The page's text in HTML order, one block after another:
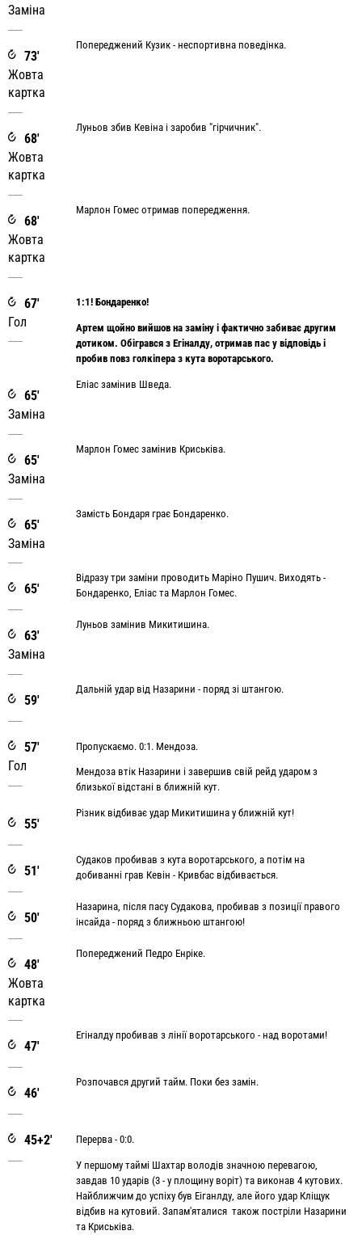
Заміна
73'
Жовта
картка
Попереджений Кузик - неспортивна поведінка.
68'
Жовта
картка
Луньов збив Кевіна і заробив "гірчичник".
68'
Жовта
картка
Марлон Гомес отримав попередження.
67'
Гол
1:1! Бондаренко!
Артем щойно вийшов на заміну і фактично забиває другим
дотиком. Обігрався з Егіналду, отримав пас у відповідь і
пробив повз голкіпера з кута воротарського.
65'
Заміна
Еліас замінив Шведа.
65'
Заміна
Марлон Гомес замінив Криськіва.
65'
Заміна
Замість Бондаря грає Бондаренко.
65'
Відразу три заміни проводить Маріно Пушич. Виходять -
Бондаренко, Еліас та Марлон Гомес.
63'
Заміна
Луньов замінив Микитишина.
59'
Дальній удар від Назарини - поряд зі штангою.
57'
Гол
Пропускаємо. 0:1. Мендоза.
Мендоза втік Назарини і завершив свій рейд ударом з
близької відстані в ближній кут.
55'
Різник відбиває удар Микитишина у ближній кут!
51'
Судаков пробивав з кута воротарського, а потім на
добиванні грав Кевін - Кривбас відбивається.
50'
Назарина, після пасу Судакова, пробивав з позиції правого
інсайда - поряд з ближньою штангою!
48'
Жовта
картка
Попереджений Педро Енріке.
47'
Егіналду пробивав з лінії воротарського - над воротами!
46'
Розпочався другий тайм. Поки без замін.
45+2' Перерва - 0:0.
У першому таймі Шахтар володів значною перевагою,
завдав 10 ударів (3 - у площину воріт) та виконав 4 кутових.
Найближчим до успіху був Еіганлду, але його удар Кліщук
відбив на кутовий. Запам'яталися також постріли Назарини
та Криськіва.